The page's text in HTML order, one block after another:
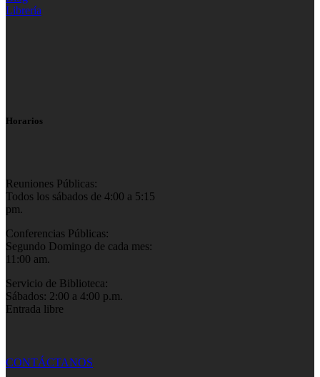
Librería
Horarios
Reuniones Públicas:
Todos los sábados de 4:00 a 5:15
pm.
Conferencias Públicas:
Segundo Domingo de cada mes:
11:00 am.
Servicio de Biblioteca:
Sábados: 2:00 a 4:00 p.m.
Entrada libre
CONTÁCTANOS